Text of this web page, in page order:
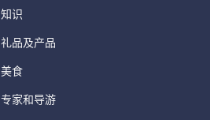
知识
礼品及产品
美食
专家和导游